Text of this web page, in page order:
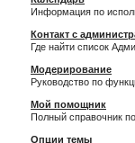
Информация по
Контакт с
Где найти список
Модерирование
Руководство по
Мой помощник
Полный справочник
Опции темы